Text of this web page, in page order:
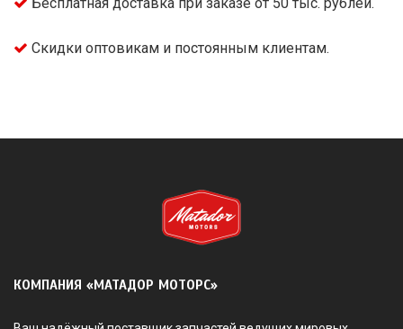
Скидки оптовикам и постоянным клиентам.
КОМПАНИЯ «МАТАДОР МОТОРС»